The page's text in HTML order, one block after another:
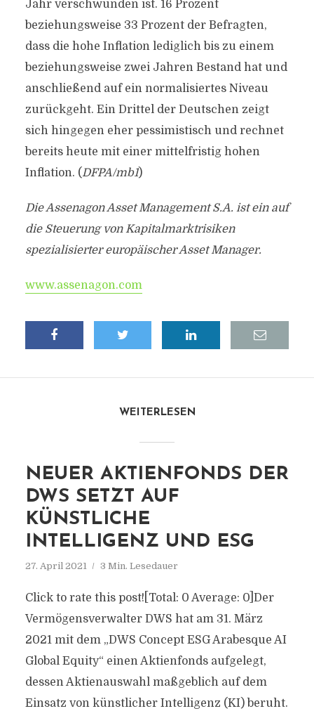
Jahr verschwunden ist. 16 Prozent
beziehungsweise 33 Prozent der Befragten,
dass die hohe Inflation lediglich bis zu einem
beziehungsweise zwei Jahren Bestand hat und
anschließend auf ein normalisiertes Niveau
zurückgeht. Ein Drittel der Deutschen zeigt
sich hingegen eher pessimistisch und rechnet
bereits heute mit einer mittelfristig hohen
Inflation. (DFPA/mb1)
Die Assenagon Asset Management S.A. ist ein auf
die Steuerung von Kapitalmarktrisiken
spezialisierter europäischer Asset Manager.
www.assenagon.com
WEITERLESEN
NEUER AKTIENFONDS DER
DWS SETZT AUF
KÜNSTLICHE
INTELLIGENZ UND ESG
27. April 2021 3 Min. Lesedauer
Click to rate this post![Total: 0 Average: 0]Der
Vermögensverwalter DWS hat am 31. März
2021 mit dem „DWS Concept ESG Arabesque AI
Global Equity“ einen Aktienfonds aufgelegt,
dessen Aktienauswahl maßgeblich auf dem
Einsatz von künstlicher Intelligenz (KI) beruht.